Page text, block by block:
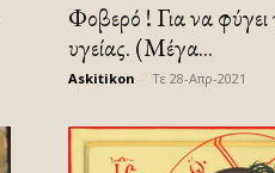
Φοβερό ! Για να
υγείας. (Μέγα...
Askitikon Τε 28-Απρ-2021